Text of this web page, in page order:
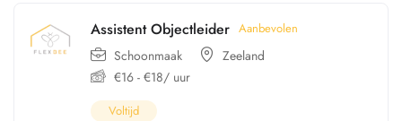
Assistent Objectleider Aanbevolen
Schoonmaak
Zeeland
€16 - €18/ uur
Voltijd